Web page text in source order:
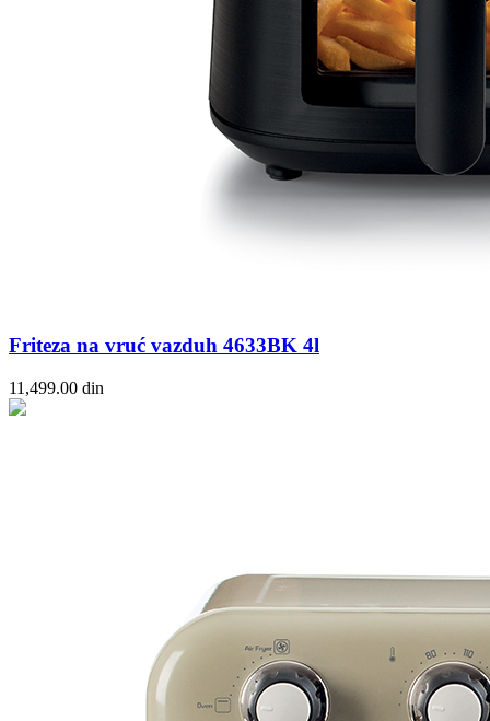
Friteza na vruć vazduh 4633BK 4l
11,499.00 din